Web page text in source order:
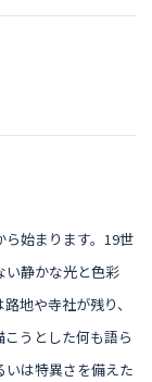
始まります。19世
い静かな光と色彩
地や寺社が残り、
うとした何も語ら
は特異さを備えた